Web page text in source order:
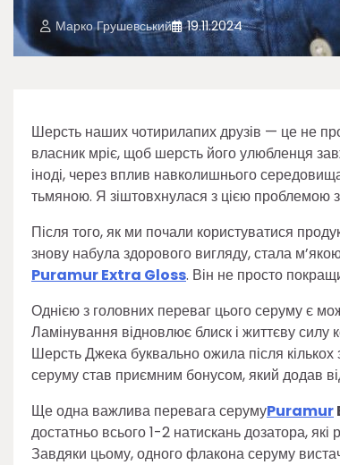
Марко Грушевський 19.11.2024
Шерсть наших чотирилапих друзів — це не
власник мріє, щоб шерсть його улюбленця
іноді, через вплив навколишнього
тьмяною. Я зіштовхнулася з цією проблемою
Після того, як ми почали користуватися
знову набула здорового вигляду, стала
Puramur Extra Gloss. Він не просто
Однією з головних переваг цього серуму є
Ламінування відновлює блиск і життєву силу
Шерсть Джека буквально ожила після
серуму став приємним бонусом, який додав
Ще одна важлива перевага серумуPuramur
достатньо всього 1-2 натискань дозатора,
Завдяки цьому, одного флакона серуму